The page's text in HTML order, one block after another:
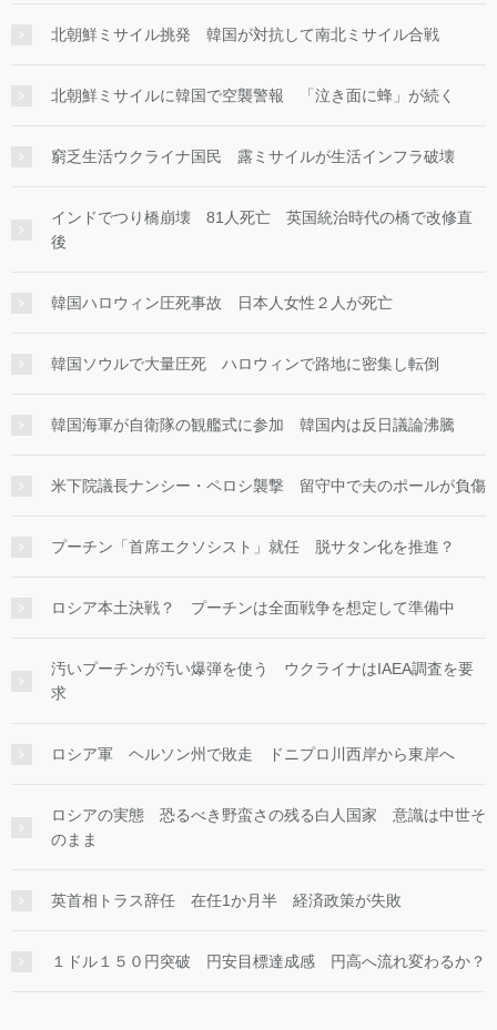
北朝鮮ミサイル挑発 韓国が対抗して南北ミサイル合戦
北朝鮮ミサイルに韓国で空襲警報 「泣き面に蜂」が続く
窮乏生活ウクライナ国民 露ミサイルが生活インフラ破壊
インドでつり橋崩壊 81人死亡 英国統治時代の橋で改修直
後
韓国ハロウィン圧死事故 日本人女性２人が死亡
韓国ソウルで大量圧死 ハロウィンで路地に密集し転倒
韓国海軍が自衛隊の観艦式に参加 韓国内は反日議論沸騰
米下院議長ナンシー・ペロシ襲撃 留守中で夫のポールが負傷
プーチン「首席エクソシスト」就任 脱サタン化を推進？
ロシア本土決戦？ プーチンは全面戦争を想定して準備中
汚いプーチンが汚い爆弾を使う ウクライナはIAEA調査を要
求
ロシア軍 ヘルソン州で敗走 ドニプロ川西岸から東岸へ
ロシアの実態 恐るべき野蛮さの残る白人国家 意識は中世そ
のまま
英首相トラス辞任 在任1か月半 経済政策が失敗
１ドル１５０円突破 円安目標達成感 円高へ流れ変わるか？